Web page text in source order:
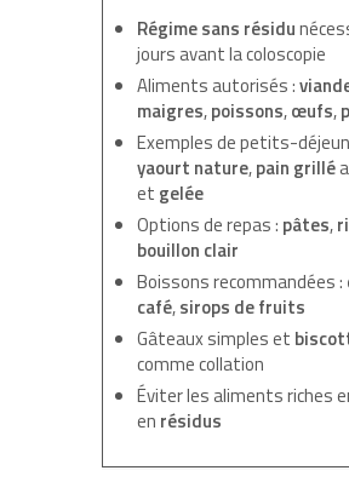
Régime sans résidu
jours avant la coloscopie
Aliments autorisés :
maigres,poissons,œufs,
Exemples de petits-
yaourt nature,pain grillé
et gelée
Options de repas : pâtes,
bouillon clair
Boissons recommandées :
café,sirops de fruits
Gâteaux simples et
comme collation
Éviter les aliments riches
en résidus